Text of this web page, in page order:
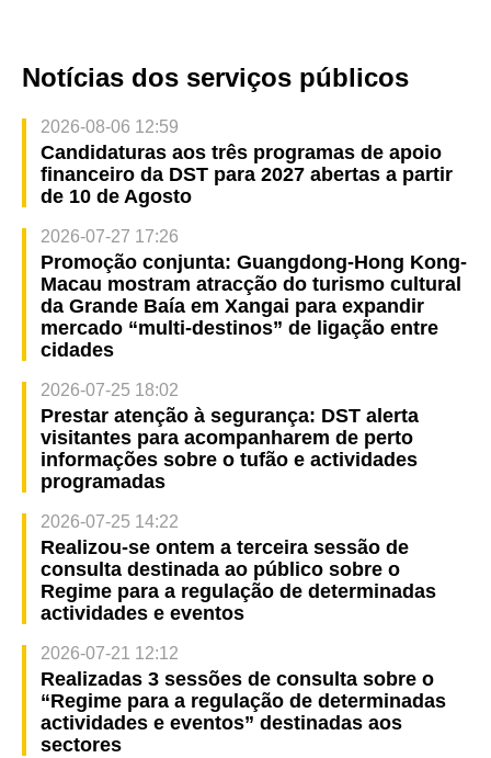
Notícias dos serviços públicos
2026-08-06 12:59
Candidaturas aos três programas de apoio
financeiro da DST para 2027 abertas a partir
de 10 de Agosto
2026-07-27 17:26
Promoção conjunta: Guangdong-Hong Kong-
Macau mostram atracção do turismo cultural
da Grande Baía em Xangai para expandir
mercado “multi-destinos” de ligação entre
cidades
2026-07-25 18:02
Prestar atenção à segurança: DST alerta
visitantes para acompanharem de perto
informações sobre o tufão e actividades
programadas
2026-07-25 14:22
Realizou-se ontem a terceira sessão de
consulta destinada ao público sobre o
Regime para a regulação de determinadas
actividades e eventos
2026-07-21 12:12
Realizadas 3 sessões de consulta sobre o
“Regime para a regulação de determinadas
actividades e eventos” destinadas aos
sectores